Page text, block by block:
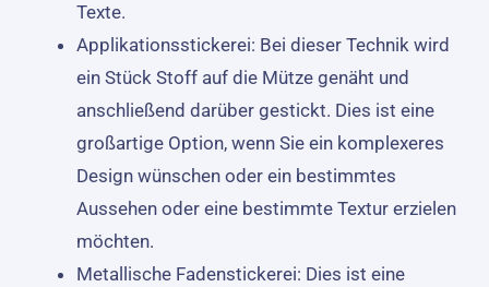
Texte.
Applikationsstickerei: Bei dieser Technik wird
ein Stück Stoff auf die Mütze genäht und
anschließend darüber gestickt. Dies ist eine
großartige Option, wenn Sie ein komplexeres
Design wünschen oder ein bestimmtes
Aussehen oder eine bestimmte Textur erzielen
möchten.
Metallische Fadenstickerei: Dies ist eine